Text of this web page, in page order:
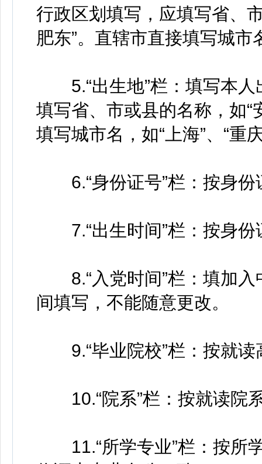
行政区划填写，应填写省、
肥东”。直辖市直接填写城市
5.“出生地”栏：填写本人
填写省、市或县的名称，如“
填写城市名，如“上海”、“重
6.“身份证号”栏：按身份
7.“出生时间”栏：按身份
8.“入党时间”栏：填加入
间填写，不能随意更改。
9.“毕业院校”栏：按就读
10.“院系”栏：按就读院
11.“所学专业”栏：按所